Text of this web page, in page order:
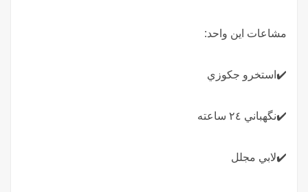
مشاعات اين واحد:
✔️استخرو جكوزي
✔️نگهباني ٢٤ ساعته
✔️لابي مجلل